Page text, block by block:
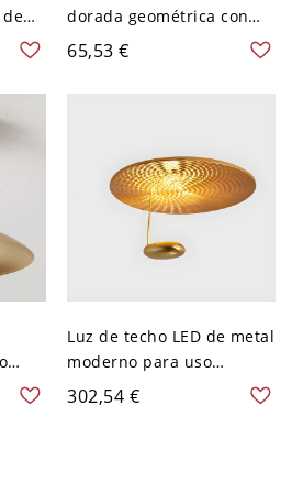
dorada geométrica con
pantalla de hierro dorado
hacia abajo y iluminación
65,53 €
Luz de techo LED de metal
moderno para uso
residencial en forma
circular de 24 pulgadas -
302,54 €